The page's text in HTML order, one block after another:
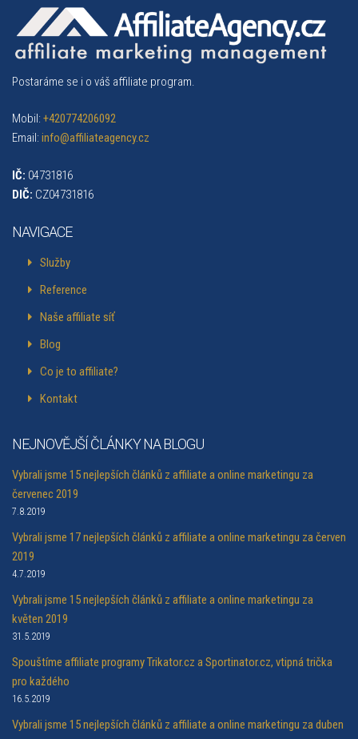
Postaráme se i o váš affiliate program.
Mobil: +420774206092
Email: info@affiliateagency.cz
IČ: 04731816
DIČ: CZ04731816
NAVIGACE
Služby
Reference
Naše affiliate síť
Blog
Co je to affiliate?
Kontakt
NEJNOVĚJŠÍ ČLÁNKY NA BLOGU
Vybrali jsme 15 nejlepších článků z affiliate a online marketingu za
červenec 2019
7.8.2019
Vybrali jsme 17 nejlepších článků z affiliate a online marketingu za červen
2019
4.7.2019
Vybrali jsme 15 nejlepších článků z affiliate a online marketingu za
květen 2019
31.5.2019
Spouštíme affiliate programy Trikator.cz a Sportinator.cz, vtipná trička
pro každého
16.5.2019
Vybrali jsme 15 nejlepších článků z affiliate a online marketingu za duben